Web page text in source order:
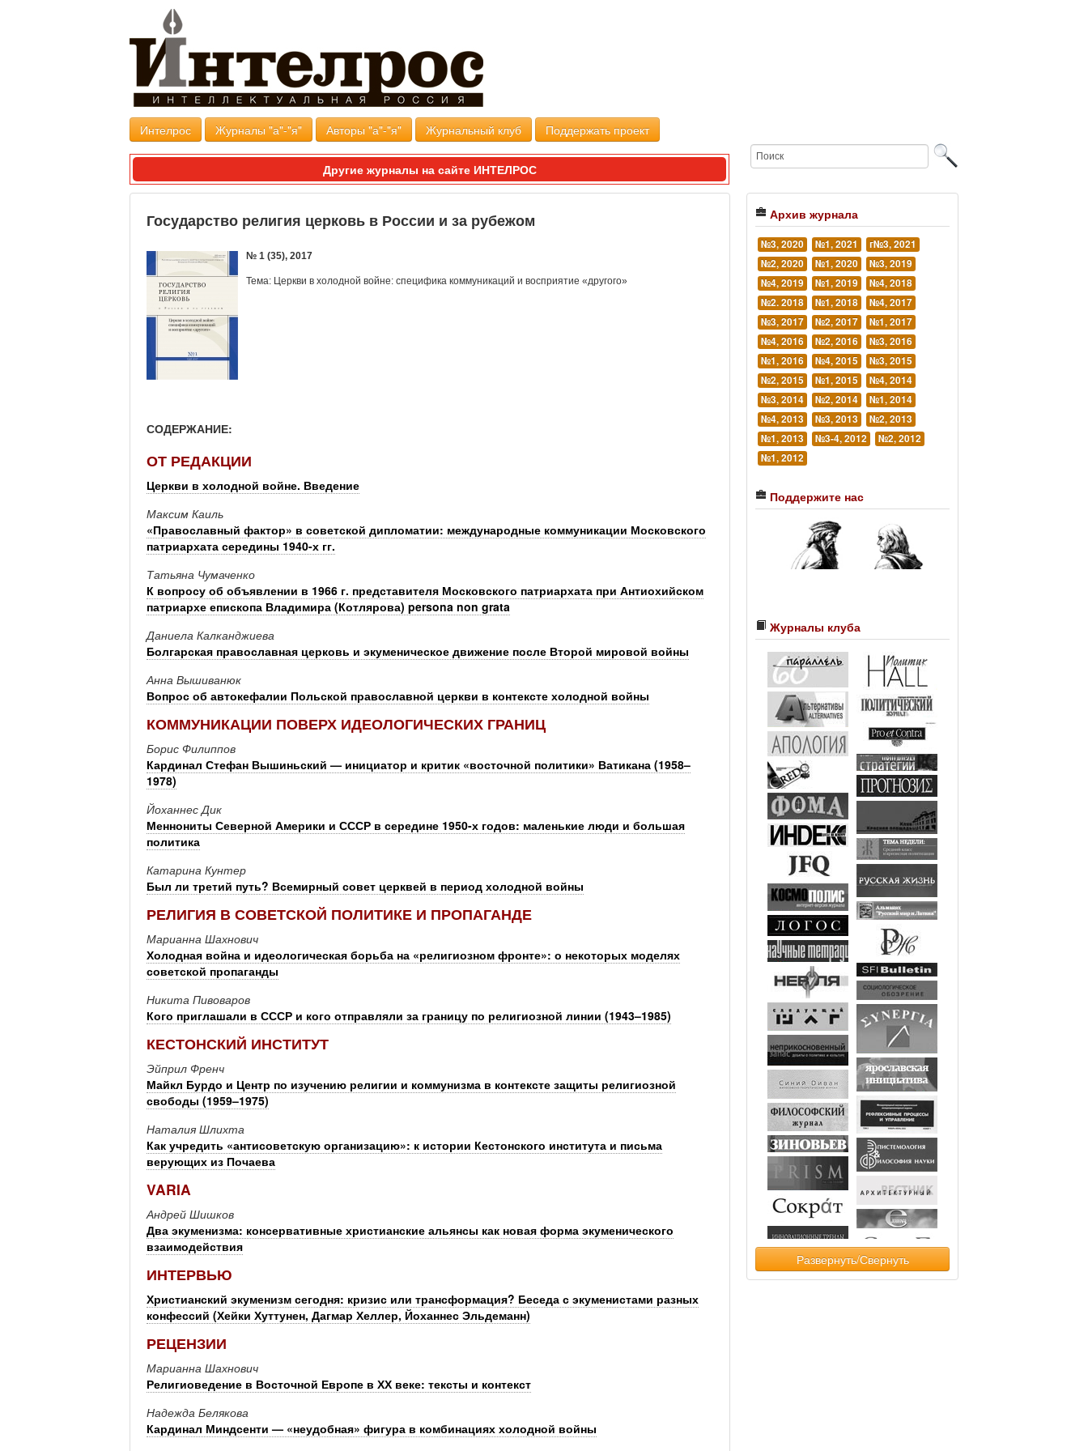
Интелрос Журналы "а"-"я" Авторы "а"-"я" Журнальный клуб Поддержать проект
Другие журналы на сайте ИНТЕЛРОС
Государство религия церковь в России и за рубежом
№ 1 (35), 2017
Тема: Церкви в холодной войне: специфика коммуникаций и восприятие «другого»
СОДЕРЖАНИЕ:
ОТ РЕДАКЦИИ
Церкви в холодной войне. Введение
Максим Каиль
«Православный фактор» в советской дипломатии: международные коммуникации Московского
патриархата середины 1940-х гг.
Татьяна Чумаченко
К вопросу об объявлении в 1966 г. представителя Московского патриархата при Антиохийском
патриархе епископа Владимира (Котлярова) persona non grata
Даниела Калканджиева
Болгарская православная церковь и экуменическое движение после Второй мировой войны
Анна Вышиванюк
Вопрос об автокефалии Польской православной церкви в контексте холодной войны
КОММУНИКАЦИИ ПОВЕРХ ИДЕОЛОГИЧЕСКИХ ГРАНИЦ
Борис Филиппов
Кардинал Стефан Вышиньский — инициатор и критик «восточной политики» Ватикана (1958–
1978)
Йоханнес Дик
Меннониты Северной Америки и СССР в середине 1950-х годов: маленькие люди и большая
политика
Катарина Кунтер
Был ли третий путь? Всемирный совет церквей в период холодной войны
РЕЛИГИЯ В СОВЕТСКОЙ ПОЛИТИКЕ И ПРОПАГАНДЕ
Марианна Шахнович
Холодная война и идеологическая борьба на «религиозном фронте»: о некоторых моделях
советской пропаганды
Никита Пивоваров
Кого приглашали в СССР и кого отправляли за границу по религиозной линии (1943–1985)
КЕСТОНСКИЙ ИНСТИТУТ
Эйприл Френч
Майкл Бурдо и Центр по изучению религии и коммунизма в контексте защиты религиозной
свободы (1959–1975)
Наталия Шлихта
Как учредить «антисоветскую организацию»: к истории Кестонского института и письма
верующих из Почаева
VARIA
Андрей Шишков
Два экуменизма: консервативные христианские альянсы как новая форма экуменического
взаимодействия
ИНТЕРВЬЮ
Христианский экуменизм сегодня: кризис или трансформация? Беседа с экуменистами разных
конфессий (Хейки Хуттунен, Дагмар Хеллер, Йоханнес Эльдеманн)
РЕЦЕНЗИИ
Марианна Шахнович
Религиоведение в Восточной Европе в ХХ веке: тексты и контекст
Надежда Белякова
Кардинал Миндсенти — «неудобная» фигура в комбинациях холодной войны
Архив журнала
№3, 2020 №1, 2021
г№3, 2021
№2, 2020
№1, 2020
№3, 2019
№4, 2019
№1, 2019
№4, 2018
№2. 2018
№1, 2018
№4, 2017
№3, 2017
№2, 2017
№1, 2017
№4, 2016
№2, 2016
№3, 2016
№1, 2016
№4, 2015
№3, 2015
№2, 2015
№1, 2015
№4, 2014
№3, 2014
№2, 2014
№1, 2014
№4, 2013
№3, 2013
№2, 2013
№1, 2013
№3-4, 2012
№2, 2012
№1, 2012
Поддержите нас
Журналы клуба
Развернуть/Свернуть